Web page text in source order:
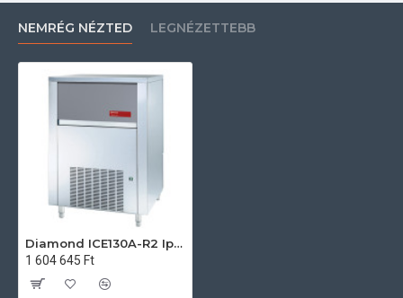
NEMRÉG NÉZTED LEGNÉZETTEBB
Diamond ICE130A-R2 Ipari jégkockakészítő
1 604 645 Ft